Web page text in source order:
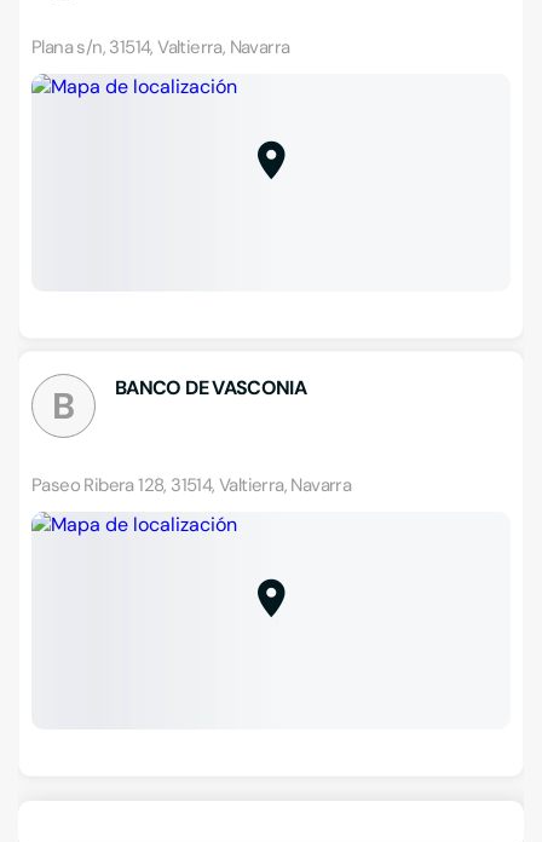
Plana s/n, 31514, Valtierra, Navarra
B BANCO DE VASCONIA
Paseo Ribera 128, 31514, Valtierra, Navarra